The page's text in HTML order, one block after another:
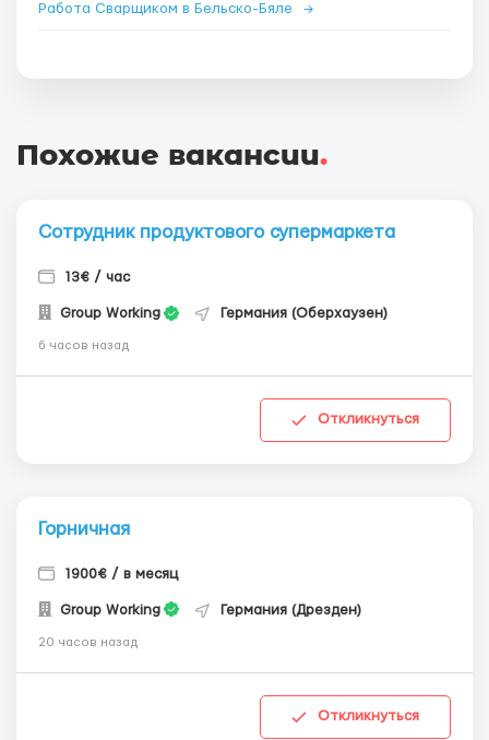
Работа Сварщиком в Бельско-Бяле →
Похожие вакансии.
Сотрудник продуктового супермаркета
13€ / час
Group Working Германия (Оберхаузен)
6 часов назад
Откликнуться
Горничная
1900€ / в месяц
Group Working Германия (Дрезден)
20 часов назад
Откликнуться